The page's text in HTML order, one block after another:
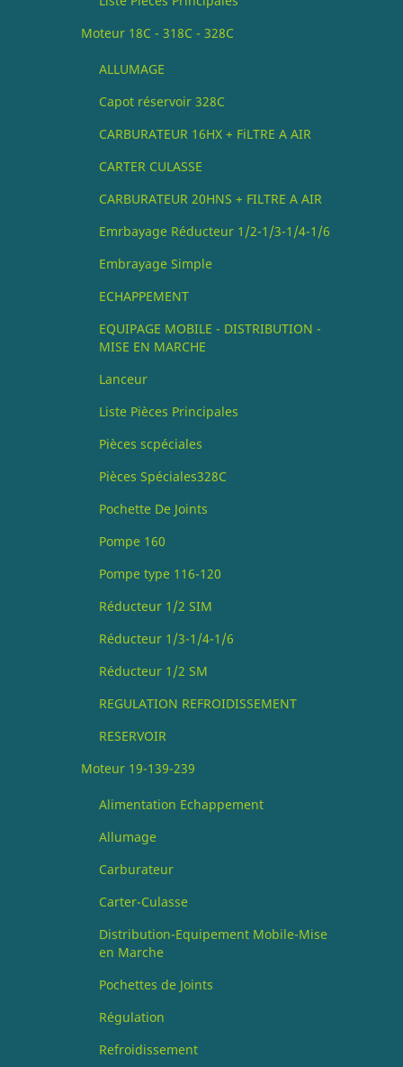
Moteur 18C - 318C - 328C
ALLUMAGE
Capot réservoir 328C
CARBURATEUR 16HX + FiLTRE A AIR
CARTER CULASSE
CARBURATEUR 20HNS + FILTRE A AIR
Emrbayage Réducteur 1/2-1/3-1/4-1/6
Embrayage Simple
ECHAPPEMENT
EQUIPAGE MOBILE - DISTRIBUTION -
MISE EN MARCHE
Lanceur
Liste Pièces Principales
Pièces scpéciales
Pièces Spéciales328C
Pochette De Joints
Pompe 160
Pompe type 116-120
Réducteur 1/2 SIM
Réducteur 1/3-1/4-1/6
Réducteur 1/2 SM
REGULATION REFROIDISSEMENT
RESERVOIR
Moteur 19-139-239
Alimentation Echappement
Allumage
Carburateur
Carter-Culasse
Distribution-Equipement Mobile-Mise
en Marche
Pochettes de Joints
Régulation
Refroidissement